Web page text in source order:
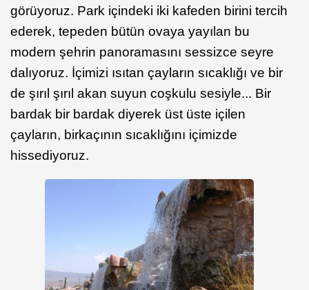
görüyoruz. Park içindeki iki kafeden birini tercih
ederek, tepeden bütün ovaya yayılan bu
modern şehrin panoramasını sessizce seyre
dalıyoruz. İçimizi ısıtan çayların sıcaklığı ve bir
de şırıl şırıl akan suyun coşkulu sesiyle... Bir
bardak bir bardak diyerek üst üste içilen
çayların, birkaçının sıcaklığını içimizde
hissediyoruz.